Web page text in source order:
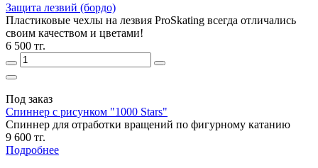
Защита лезвий (бордо)
Пластиковые чехлы на лезвия ProSkating всегда отличались
своим качеством и цветами!
6 500 тг.
Под заказ
Спиннер с рисунком "1000 Stars"
Спиннер для отработки вращений по фигурному катанию
9 600 тг.
Подробнее